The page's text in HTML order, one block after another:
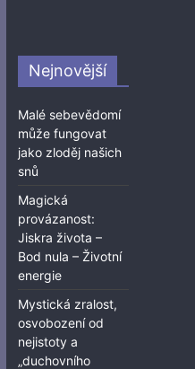
Nejnovější
Malé sebevědomí
může fungovat
jako zloděj našich
snů
Magická
provázanost:
Jiskra života –
Bod nula – Životní
energie
Mystická zralost,
osvobození od
nejistoty a
„duchovního